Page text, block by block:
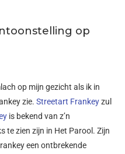
op
op mijn gezicht als ik in
zie. Streetart Frankeyzul
is bekend van z’n
te zien zijn in Het Parool. Zijn
een ontbrekende